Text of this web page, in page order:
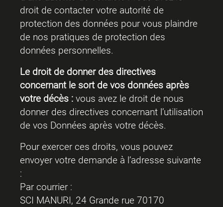
droit de contacter votre autorité de
protection des données pour vous plaindre
de nos pratiques de protection des
données personnelles.
Le droit de donner des directives
concernant le sort de vos données après
votre décès : vous avez le droit de nous
donner des directives concernant l’utilisation
de vos Données après votre décès.
Pour exercer ces droits, vous pouvez
envoyer votre demande à l’adresse suivante
:
Par courrier :
SCI MANURI, 24 Grande rue 70170